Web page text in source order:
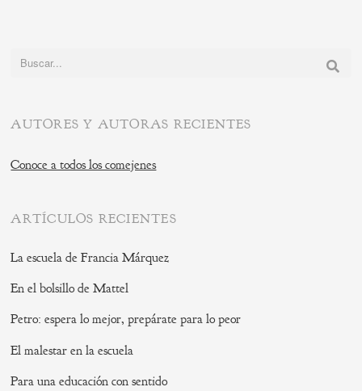
Buscar:
AUTORES Y AUTORAS RECIENTES
Conoce a todos los comejenes
ARTÍCULOS RECIENTES
La escuela de Francia Márquez
En el bolsillo de Mattel
Petro: espera lo mejor, prepárate para lo peor
El malestar en la escuela
Para una educación con sentido